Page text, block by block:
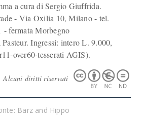
a cura di Sergio Giuffrida.
- Via Oxilia 10, Milano - tel.
- fermata Morbegno
Ingressi: intero L. 9.000,
over60-tesserati AGIS).
Alcuni diritti riservati
Barz and Hippo